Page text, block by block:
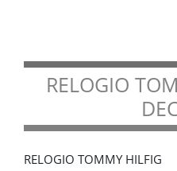
RELOGIO
RELOGIO TOMMY HILFIG